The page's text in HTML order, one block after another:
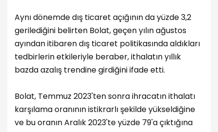
Aynı dönemde dış ticaret açığının da yüzde 3,2
gerilediğini belirten Bolat, geçen yılın ağustos
ayından itibaren dış ticaret politikasında aldıkları
tedbirlerin etkileriyle beraber, ithalatın yıllık
bazda azalış trendine girdiğini ifade etti.
Bolat, Temmuz 2023'ten sonra ihracatın ithalatı
karşılama oranının istikrarlı şekilde yükseldiğine
ve bu oranın Aralık 2023'te yüzde 79'a çıktığına